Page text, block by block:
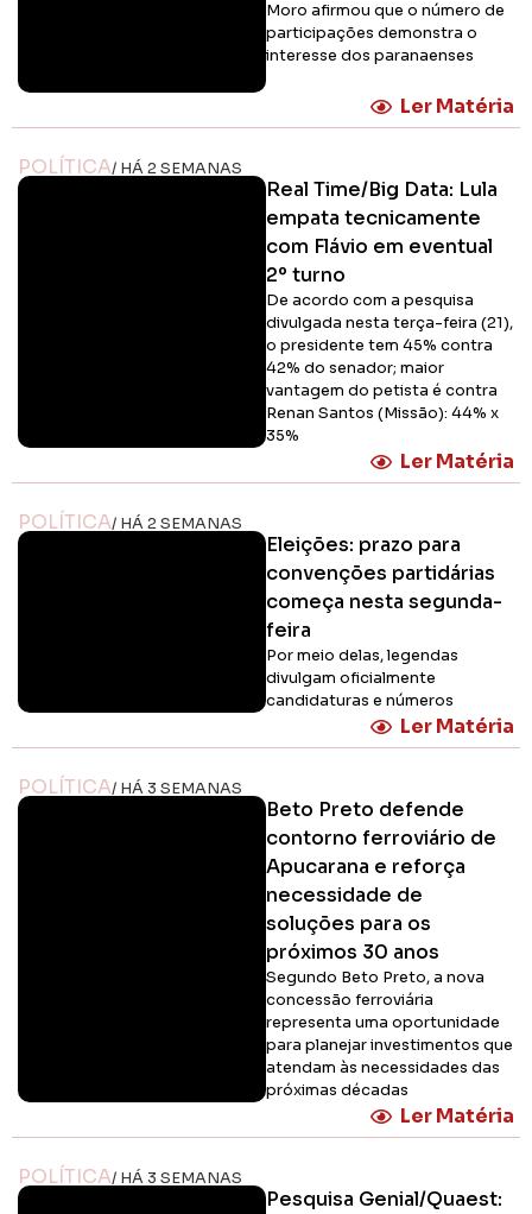
Moro afirmou que o número de
participações demonstra o
interesse dos paranaenses
Ler Matéria
POLÍTICA/ HÁ 2 SEMANAS
Real Time/Big Data: Lula
empata tecnicamente
com Flávio em eventual
2º turno
De acordo com a pesquisa
divulgada nesta terça-feira (21),
o presidente tem 45% contra
42% do senador; maior
vantagem do petista é contra
Renan Santos (Missão): 44% x
35%
Ler Matéria
POLÍTICA/ HÁ 2 SEMANAS
Eleições: prazo para
convenções partidárias
começa nesta segunda-
feira
Por meio delas, legendas
divulgam oficialmente
candidaturas e números
Ler Matéria
POLÍTICA/ HÁ 3 SEMANAS
Beto Preto defende
contorno ferroviário de
Apucarana e reforça
necessidade de
soluções para os
próximos 30 anos
Segundo Beto Preto, a nova
concessão ferroviária
representa uma oportunidade
para planejar investimentos que
atendam às necessidades das
próximas décadas
Ler Matéria
POLÍTICA/ HÁ 3 SEMANAS
Pesquisa Genial/Quaest: